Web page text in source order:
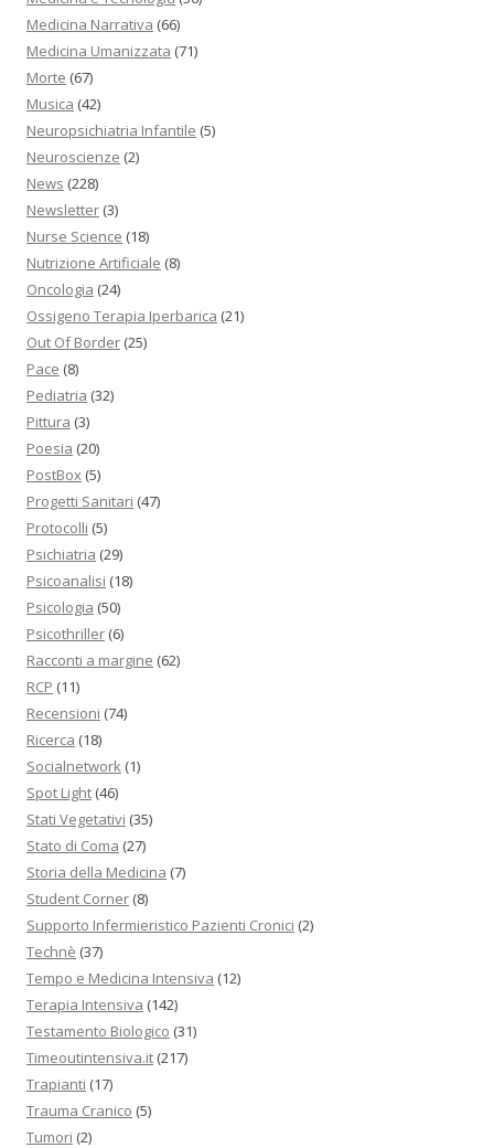
Medicina Narrativa (66)
Medicina Umanizzata (71)
Morte (67)
Musica (42)
Neuropsichiatria Infantile (5)
Neuroscienze (2)
News (228)
Newsletter (3)
Nurse Science (18)
Nutrizione Artificiale (8)
Oncologia (24)
Ossigeno Terapia Iperbarica (21)
Out Of Border (25)
Pace (8)
Pediatria (32)
Pittura (3)
Poesia (20)
PostBox (5)
Progetti Sanitari (47)
Protocolli (5)
Psichiatria (29)
Psicoanalisi (18)
Psicologia (50)
Psicothriller (6)
Racconti a margine (62)
RCP (11)
Recensioni (74)
Ricerca (18)
Socialnetwork (1)
Spot Light (46)
Stati Vegetativi (35)
Stato di Coma (27)
Storia della Medicina (7)
Student Corner (8)
Supporto Infermieristico Pazienti Cronici (2)
Technè (37)
Tempo e Medicina Intensiva (12)
Terapia Intensiva (142)
Testamento Biologico (31)
Timeoutintensiva.it (217)
Trapianti (17)
Trauma Cranico (5)
Tumori (2)